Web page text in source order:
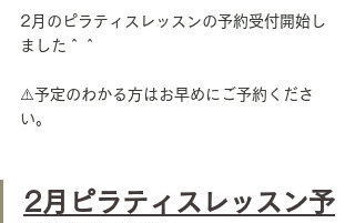
2月のピラティスレッスンの予約受付開始し
ました＾＾
⚠️予定のわかる方はお早めにご予約くださ
い。
2月ピラティスレッスン予